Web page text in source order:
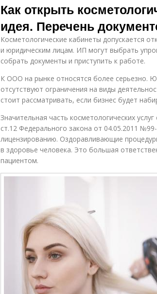
Как открыть
идея. Перечень
Косметологические кабинеты допускается
и юридическим лицам. ИП могут выбрать
собрать документы и приступить к работе.
К ООО на рынке относятся более серьезно.
отсутствуют ограничения на виды
стоит рассматривать, если бизнес будет
Значительная часть косметологических
ст.12 Федерального закона от 04.05.2011
лицензированию. Оздоравливающие
в здоровье человека. Это большая
пациентом.